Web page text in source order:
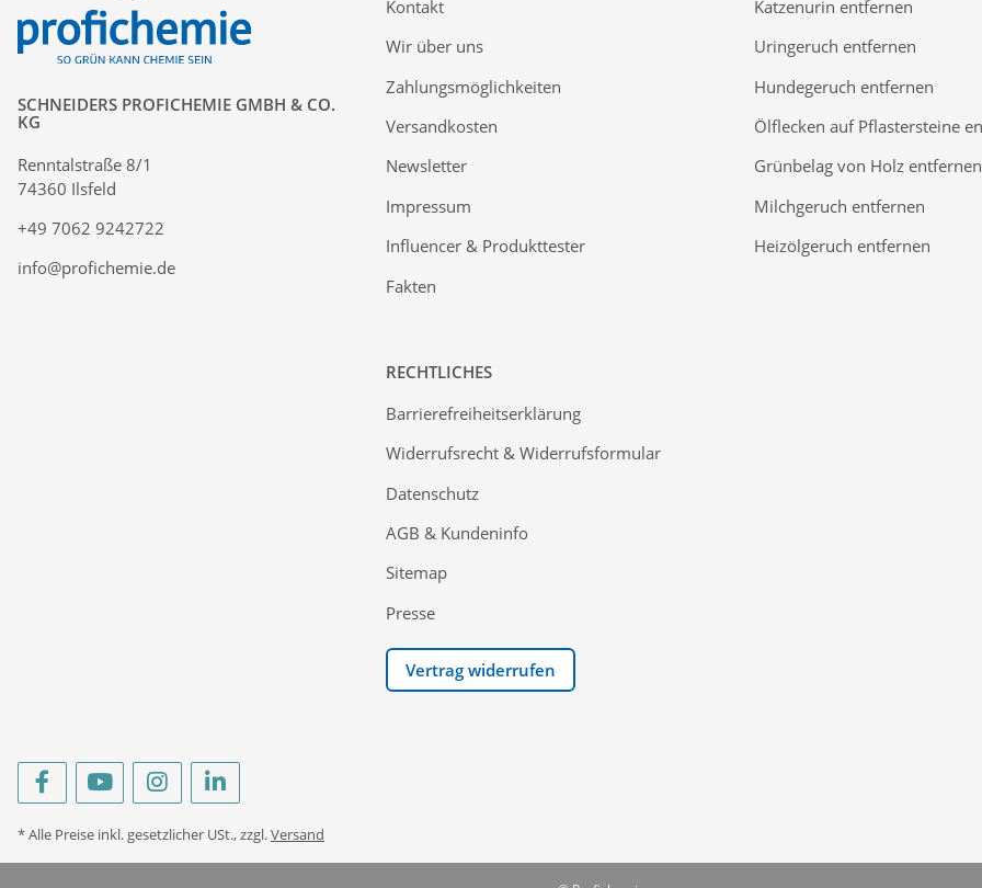
SCHNEIDERS PROFICHEMIE GMBH & CO.
KG
Renntalstraße 8/1
74360 Ilsfeld
+49 7062 9242722
info@profichemie.de
Kontakt
Wir über uns
Zahlungsmöglichkeiten
Versandkosten
Newsletter
Impressum
Influencer & Produkttester
Fakten
RECHTLICHES
Barrierefreiheitserklärung
Widerrufsrecht & Widerrufsformular
Datenschutz
AGB & Kundeninfo
Sitemap
Presse
Vertrag widerrufen
Katzenurin entfernen
Uringeruch entfernen
Hundegeruch entfernen
Ölflecken auf Pflastersteine
Grünbelag von Holz entfernen
Milchgeruch entfernen
Heizölgeruch entfernen
* Alle Preise inkl. gesetzlicher USt., zzgl.Versand